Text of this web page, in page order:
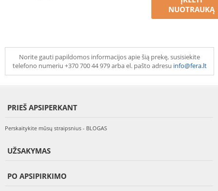
NUOTRAUKĄ
Norite gauti papildomos informacijos apie šią prekę, susisiekite
telefono numeriu +370 700 44 979 arba el. pašto adresu info@fera.lt
PRIEŠ APSIPERKANT
Perskaitykite mūsų straipsnius - BLOGAS
UŽSAKYMAS
PO APSIPIRKIMO